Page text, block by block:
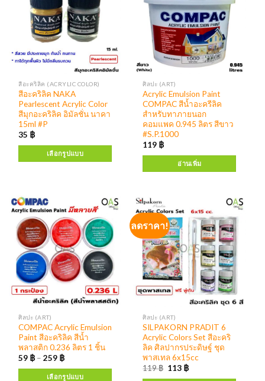
ศิลปะ (ART)
Acrylic Emulsion Paint
COMPAC สีน้ำอะครีลิค
สำหรับทาภายนอก
คอมแพค 0.945 ลิตร สีขาว
#S.P.1000
119 ฿
อ่านเพิ่ม
ศิลปะ (ART)
COMPAC Acrylic Emulsion
Paint สีอะคริลิค สีน้ำ
พลาสติก 0.236 ลิตร 1 ชิ้น
59 ฿ –259 ฿
เลือกรูปแบบ
ลดราคา!
ศิลปะ (ART)
SILPAKORN PRADIT 6
Acrylic Colors Set สีอะคริ
ลิค ศิลปากรประดิษฐ์ ชุด
พาสเทล 6x15cc
119฿ 113 ฿
สีอะคริลิค (ACRYLIC COLOR)
สีอะคริลิค NAKA
Pearlescent Acrylic Color
สีมุกอะคริลิค อิมัลชั่น นาคา
15ml #P
35 ฿
เลือกรูปแบบ